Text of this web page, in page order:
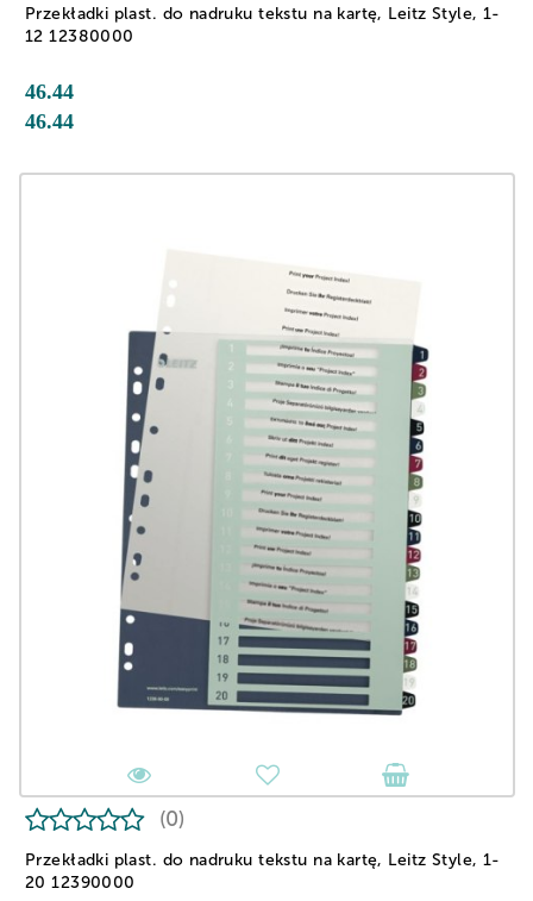
Przekładki plast. do nadruku tekstu na kartę, Leitz Style, 1-
12 12380000
46.44
46.44
Przekładki plast. do nadruku tekstu na kartę, Leitz Style, 1-
20 12390000
(0)